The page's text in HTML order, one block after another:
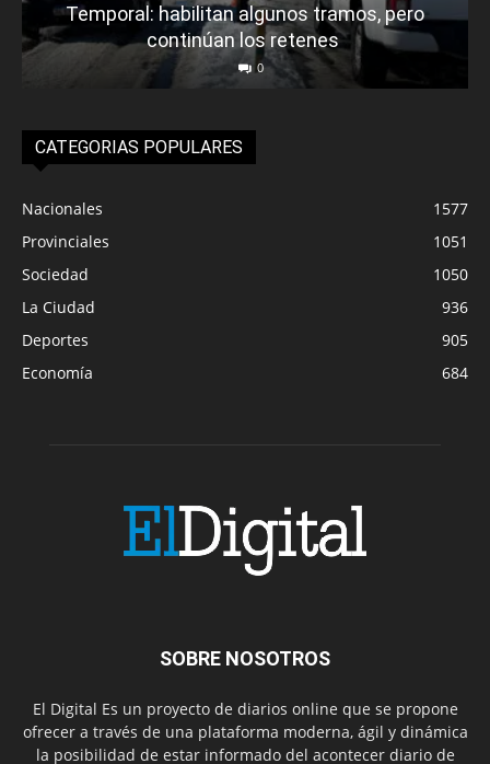
Temporal: habilitan algunos tramos, pero
continúan los retenes
0
CATEGORIAS POPULARES
Nacionales
1577
Provinciales
1051
Sociedad
1050
La Ciudad
936
Deportes
905
Economía
684
SOBRE NOSOTROS
El Digital Es un proyecto de diarios online que se propone
ofrecer a través de una plataforma moderna, ágil y dinámica
la posibilidad de estar informado del acontecer diario de